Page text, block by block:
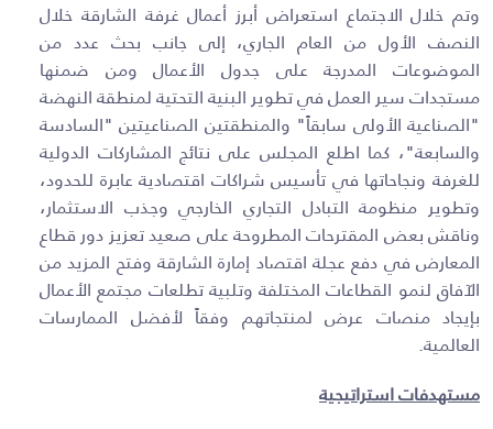
وتم خلال الاجتماع استعراض أبرز أعمال غرفة الشارقة خلال
النصف الأول من العام الجاري، إلى جانب بحث عدد من
الموضوعات المدرجة على جدول الأعمال ومن ضمنها
مستجدات سير العمل في تطوير البنية التحتية لمنطقة النهضة
"الصناعية الأولى سابقاً" والمنطقتين الصناعيتين "السادسة
والسابعة"، كما اطلع المجلس على نتائج المشاركات الدولية
للغرفة ونجاحاتها في تأسيس شراكات اقتصادية عابرة للحدود،
وتطوير منظومة التبادل التجاري الخارجي وجذب الاستثمار،
وناقش بعض المقترحات المطروحة على صعيد تعزيز دور قطاع
المعارض في دفع عجلة اقتصاد إمارة الشارقة وفتح المزيد من
الآفاق لنمو القطاعات المختلفة وتلبية تطلعات مجتمع الأعمال
بإيجاد منصات عرض لمنتجاتهم وفقاً لأفضل الممارسات
العالمية.
مستهدفات استراتيجية